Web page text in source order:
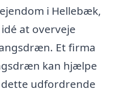
i Hellebæk,
at overveje
Et firma
kan hjælpe
udfordrende